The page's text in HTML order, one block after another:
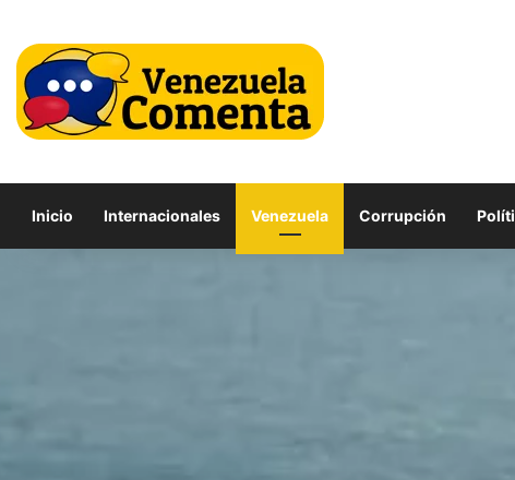
Inicio Internacionales Venezuela Corrupción